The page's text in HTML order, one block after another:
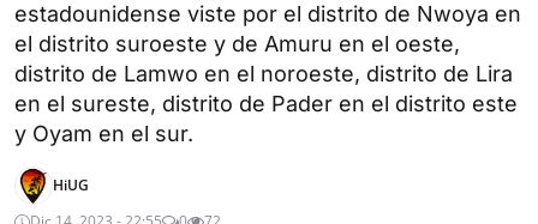
estadounidense viste por el distrito de Nwoya en
el distrito suroeste y de Amuru en el oeste,
distrito de Lamwo en el noroeste, distrito de Lira
en el sureste, distrito de Pader en el distrito este
y Oyam en el sur.
HiUG